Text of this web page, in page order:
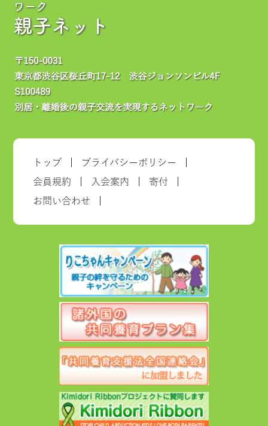
ワーク
親子ネット
トップ プライバシーポリシー
会員規約 入会案内 寄付
お問い合わせ